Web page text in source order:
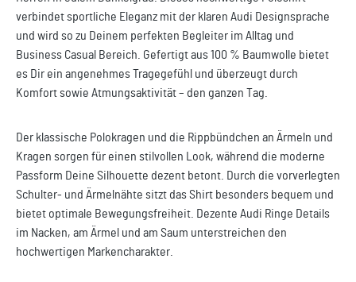
verbindet sportliche Eleganz mit der klaren Audi Designsprache
und wird so zu Deinem perfekten Begleiter im Alltag und
Business Casual Bereich. Gefertigt aus 100 % Baumwolle bietet
es Dir ein angenehmes Tragegefühl und überzeugt durch
Komfort sowie Atmungsaktivität – den ganzen Tag.
Der klassische Polokragen und die Rippbündchen an Ärmeln und
Kragen sorgen für einen stilvollen Look, während die moderne
Passform Deine Silhouette dezent betont. Durch die vorverlegten
Schulter- und Ärmelnähte sitzt das Shirt besonders bequem und
bietet optimale Bewegungsfreiheit. Dezente Audi Ringe Details
im Nacken, am Ärmel und am Saum unterstreichen den
hochwertigen Markencharakter.